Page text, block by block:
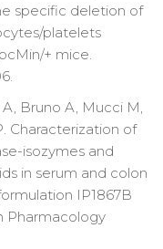
specific deletion of
platelets
+ mice.
Bruno A, Mucci M,
Characterization of
isozymes and
in serum and colon
IP1867B
Pharmacology